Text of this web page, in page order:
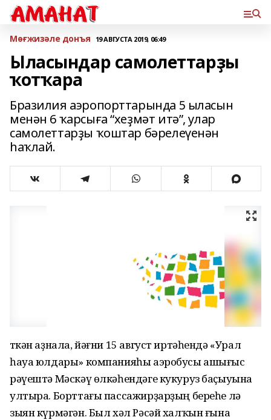
Мөғжизәле донъя 19 АВГУСТА 2019, 06:49
Ыласындар самолеттарҙы
ҡотҡара
Бразилия аэропорттарында 5 ыласын
менән 6 ҡарсыға “хеҙмәт итә”, улар
самолеттарҙы ҡоштар бәрелеүенән
һаҡлай.
Үткән аҙнала, йәғни 15 август иртәһендә «Урал
һауа юлдары» компанияһы аэробусы ашығыс
рәүештә Мәскәү өлкәһендәге кукуруз баҫыуына
ултыра. Борттағы пассажирҙарҙың береһе лә
зыян күрмәгән. Был хәл Рәсәй халҡын ғына